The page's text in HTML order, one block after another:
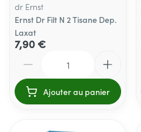
dr Ernst
Ernst Dr Filt N 2 Tisane Dep.
Laxat
7,90 €
Ajouter au panier